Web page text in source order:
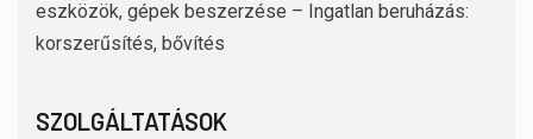
eszközök, gépek beszerzése – Ingatlan beruházás:
korszerűsítés, bővítés
SZOLGÁLTATÁSOK